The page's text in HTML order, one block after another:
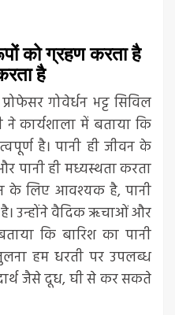
को ग्रहण करता है
है
गोवेर्धन भट्ट सिविल
ने कार्यशाला में बताया कि
है। पानी ही जीवन के
पानी ही मध्यस्थता करता
के लिए आवश्यक है, पानी
है। उन्होंने वैदिक ऋचाओं और
कि बारिश का पानी
हम धरती पर उपलब्ध
जैसे दूध, घी से कर सकते